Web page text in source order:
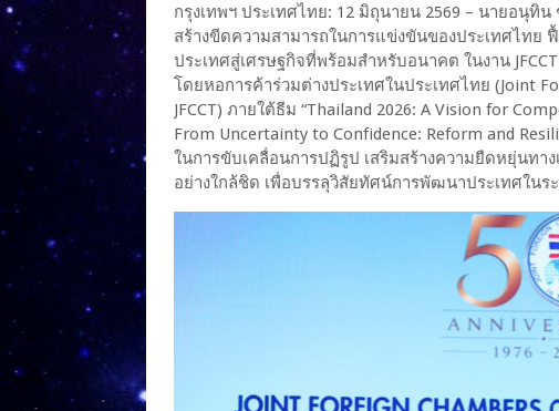
กรุงเทพฯ ประเทศไทย: 12 มิถุนายน 2569 – นายอนุทิ
สร้างขีดความสามารถในการแข่งขันของประเทศไทย
ประเทศสู่เศรษฐกิจที่พร้อมสำหรับอนาคต ในงาน
โดยหอการค้าร่วมต่างประเทศในประเทศไทย (Joint
JFCCT) ภายใต้ธีม “Thailand 2026: A Vision for
From Uncertainty to Confidence: Reform and
ในการขับเคลื่อนการปฏิรูป เสริมสร้างความยืดหยุ่นทา
อย่างใกล้ชิด เพื่อบรรลุวิสัยทัศน์การพัฒนาประเทศในร